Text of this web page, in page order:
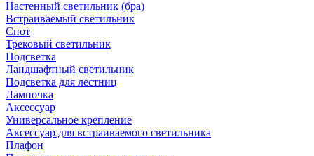
Настенный светильник (бра)
Встраиваемый светильник
Спот
Трековый светильник
Подсветка
Ландшафтный светильник
Подсветка для лестниц
Лампочка
Аксессуар
Универсальное крепление
Аксессуар для встраиваемого светильника
Плафон